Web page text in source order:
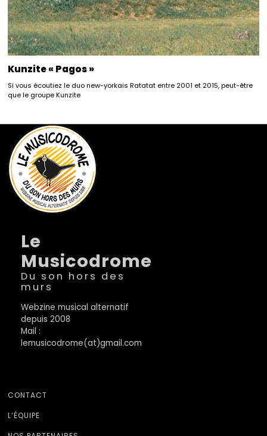
Kunzite « Pagos »
Si vous écoutiez le duo new-yorkais Ratatat entre 2001 et 2015, peut-être
que le groupe Kunzite
Musicodrome
Du son hors des
murs
Webzine musical alternatif
depuis 2008
Mail :
lemusicodrome(at)gmail.com
L’ÉQUIPE
NOS PARTENAIRES